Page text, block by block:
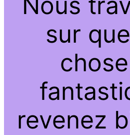
sur
revenez